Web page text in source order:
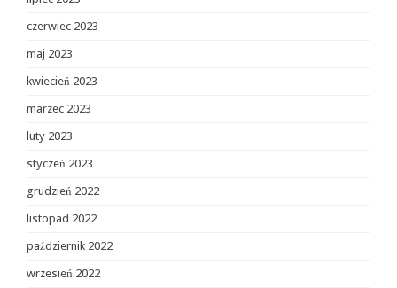
czerwiec 2023
maj 2023
kwiecień 2023
marzec 2023
luty 2023
styczeń 2023
grudzień 2022
listopad 2022
październik 2022
wrzesień 2022